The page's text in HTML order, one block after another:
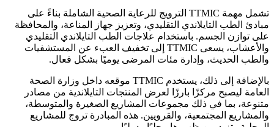
تشمل مهمة TTMIC الترويج للرعاية الصحية الشاملة بناءً على
مبادئ الطب التايلاندي التقليدي، وتعزيز جهاز المناعة، والمحافظة
على توازن الجسم. باستخدام علاجات الطب التايلاندي التقليدي
والأعشاب، يسعى TTMIC إلى تخفيف العبء عن المستشفيات
والطب الحديث، وإدارة مئات المرضى يوميًا بشكل فعال.
بالإضافة إلى ذلك، يستخدم TTMIC موقعه داخل وزارة الصحة
العامة ليصبح مركزًا بارزًا لعرض المنتجات التايلاندية من مصادر
متنوعة، بما في ذلك مجموعات المشاريع الصغيرة والمتوسطة،
والمشاريع المجتمعية، والقرويين. هذه المبادرة تروج للمشاريع